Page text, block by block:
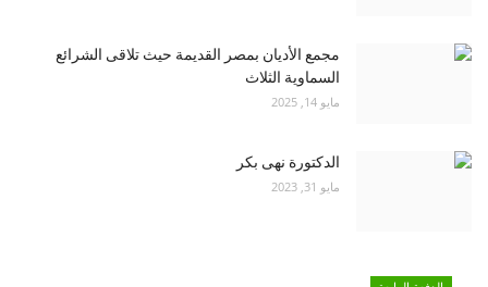
مجمع الأديان بمصر القديمة حيث تلاقى الشرائع
السماوية الثلاث
مايو 14, 2025
الدكتورة نهى بكر
مايو 31, 2023